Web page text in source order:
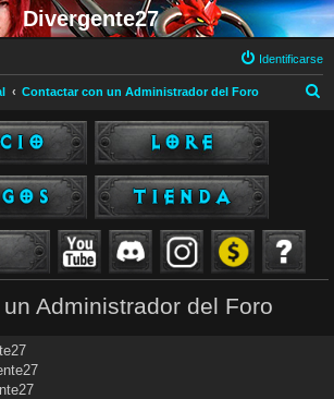
Divergente27
Identificarse
Contactar con un Administrador del Foro
Administrador del Foro